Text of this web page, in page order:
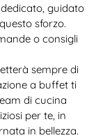
guidato
sforzo.
o consigli
sempre di
a buffet ti
di cucina
per te, in
in bellezza.